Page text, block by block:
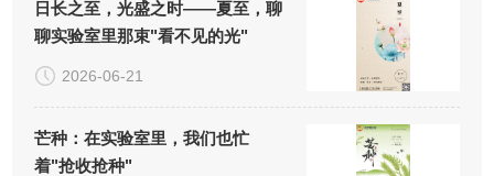
日长之至，光盛之时——夏至，聊
聊实验室里那束"看不见的光"
2026-06-21
芒种：在实验室里，我们也忙
着"抢收抢种"